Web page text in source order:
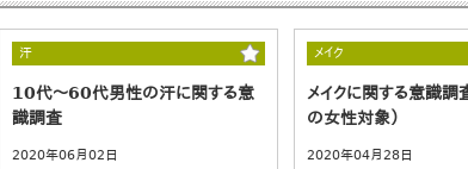
汗
10代～60代男性の汗に関する意
識調査
2020年06月02日
メイク
メイクに関する意識
の女性対象）
2020年04月28日